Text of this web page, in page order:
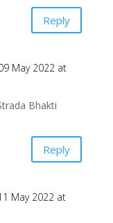
Reply
May 2022 at
Bhakti
Reply
May 2022 at